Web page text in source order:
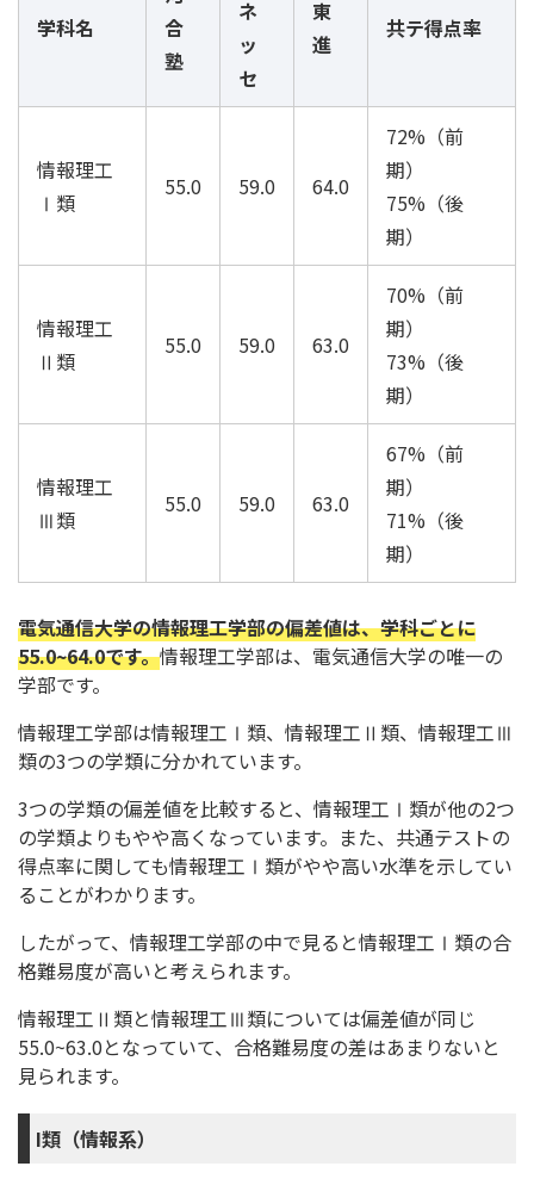
学科名
合
塾
ネ
ッ
セ
東
進
共テ得点率
情報理工
Ⅰ類
55.0 59.0 64.0
72%（前
期）
75%（後
期）
情報理工
Ⅱ類
55.0 59.0 63.0
70%（前
期）
73%（後
期）
情報理工
Ⅲ類
55.0 59.0 63.0
67%（前
期）
71%（後
期）
電気通信大学の情報理工学部の偏差値は、学科ごとに
55.0~64.0です。情報理工学部は、電気通信大学の唯一の
学部です。
情報理工学部は情報理工Ⅰ類、情報理工Ⅱ類、情報理工Ⅲ
類の3つの学類に分かれています。
3つの学類の偏差値を比較すると、情報理工Ⅰ類が他の2つ
の学類よりもやや高くなっています。また、共通テストの
得点率に関しても情報理工Ⅰ類がやや高い水準を示してい
ることがわかります。
したがって、情報理工学部の中で見ると情報理工Ⅰ類の合
格難易度が高いと考えられます。
情報理工Ⅱ類と情報理工Ⅲ類については偏差値が同じ
55.0~63.0となっていて、合格難易度の差はあまりないと
見られます。
I類（情報系）